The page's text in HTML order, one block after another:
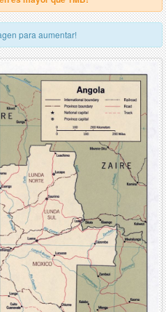
para aumentar!